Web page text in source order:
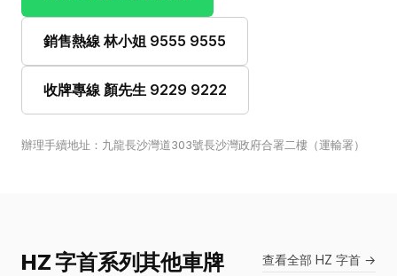
銷售熱線 林小姐 9555 9555
收牌專線 顏先生 9229 9222
辦理手續地址：九龍長沙灣道303號長沙灣政府合署二樓（運輸署）
HZ 字首系列其他車牌 查看全部 HZ 字首 →